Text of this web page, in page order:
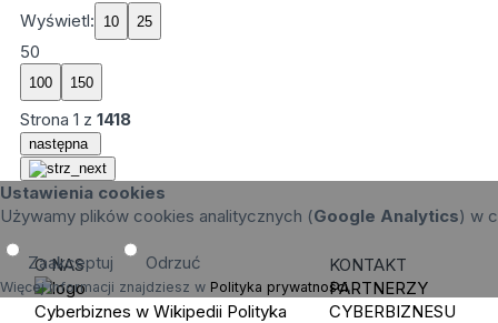
Wyświetl:
50
Strona 1 z 1418
następna
Ustawienia cookies
Używamy plików cookies analitycznych (Google Analytics) w
Zaakceptuj Odrzuć
Więcej informacji znajdziesz w Polityka prywatności.
O NAS
Cyberbiznes w Wikipedii Polityka
KONTAKT
PARTNERZY
CYBERBIZNESU